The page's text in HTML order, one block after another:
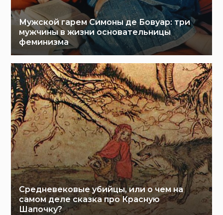
Мужской гарем Симоны де Бовуар: три
мужчины в жизни основательницы
феминизма
Средневековые убийцы, или о чем на
самом деле сказка про Красную
Шапочку?